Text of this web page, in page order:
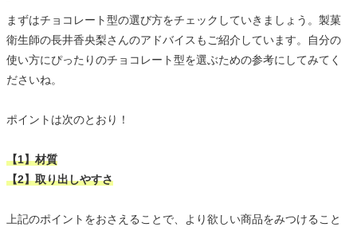
まずはチョコレート型の選び方をチェックしていきましょう。製菓
衛生師の長井香央梨さんのアドバイスもご紹介しています。自分の
使い方にぴったりのチョコレート型を選ぶための参考にしてみてく
ださいね。
ポイントは次のとおり！
【1】材質
【2】取り出しやすさ
上記のポイントをおさえることで、より欲しい商品をみつけること